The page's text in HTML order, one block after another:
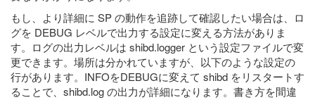
もし、より詳細に SP の動作を追跡して確認したい場合は、ロ
グを DEBUG レベルで出力する設定に変える方法がありま
す。ログの出力レベルは shibd.logger という設定ファイルで変
更できます。場所は分かれていますが、以下のような設定の
行があります。INFOをDEBUGに変えて shibd をリスタートす
ることで、shibd.log の出力が詳細になります。書き方を間違